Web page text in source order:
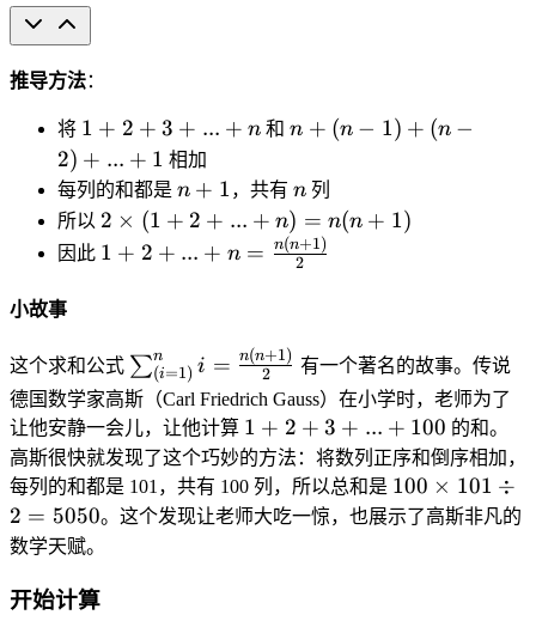
{
n
}
0
m
_
}
i
=
\f
r
a
c
{
n
(
+
推导方法：
将 1
+
2
+
3
+
1 + 2 + 3 + ... + n 和n
(
n
-
1
(
n
-
2
)
+
...
n + (n − 1) + (n −
2) + ... + 1 相加
每列的和都是 n
+
n + 1，共有 n
n列
所以 2
\
(
1
+
2
+
...
+
2 × (1 + 2 + ... + n) = n(n + 1)
因此 1
...
+
n
=
\
fr
a
1 + 2 + ... + n = 2
n(n+1)
小故事
这个求和公式 \
s
u
m
_
{
(i
∑(i=1)
n i = 2
n(n+1) 有一个著名的故事。传说
德国数学家高斯（Carl Friedrich Gauss）在小学时，老师为了
让他安静一会儿，让他计算 1
+
2
+
1 + 2 + 3 + ... + 100 的和。
高斯很快就发现了这个巧妙的方法：将数列正序和倒序相加，
每列的和都是 101，共有 100 列，所以总和是 1
0
100 × 101 ÷
2 = 5050。这个发现让老师大吃一惊，也展示了高斯非凡的
数学天赋。
开始计算